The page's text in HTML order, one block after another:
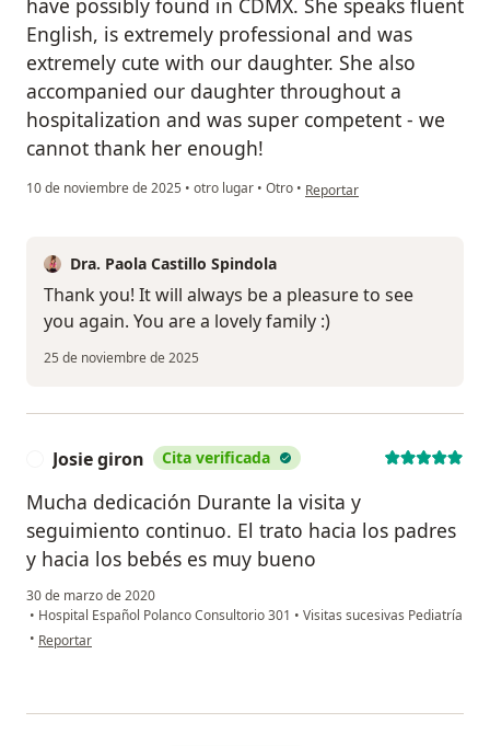
have possibly found in CDMX. She speaks fluent
English, is extremely professional and was
extremely cute with our daughter. She also
accompanied our daughter throughout a
hospitalization and was super competent - we
cannot thank her enough!
10 de noviembre de 2025 • otro lugar • Otro • en opinión del usuario Jacob
Reportar
Dra. Paola Castillo Spindola
Thank you! It will always be a pleasure to see
you again. You are a lovely family :)
25 de noviembre de 2025
Josie giron Cita verificada
Mucha dedicación Durante la visita y
seguimiento continuo. El trato hacia los padres
y hacia los bebés es muy bueno
30 de marzo de 2020
• Hospital Español Polanco Consultorio 301 • Visitas sucesivas Pediatría
• en opinión del usuario Josie giron
Reportar